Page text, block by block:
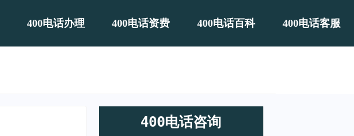
400电话办理 400电话资费 400电话百科 400电话客服
400电话咨询